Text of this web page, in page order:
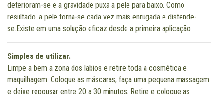
deterioram-se e a gravidade puxa a pele para baixo. Como
resultado, a pele torna-se cada vez mais enrugada e distende-
se.Existe em uma solução eficaz desde a primeira aplicação
Simples de utilizar.
Limpe a bem a zona dos labios e retire toda a cosmética e
maquilhagem. Coloque as máscaras, faça uma pequena massagem
e deixe repousar entre 20 a 30 minutos. Retire e coloque as